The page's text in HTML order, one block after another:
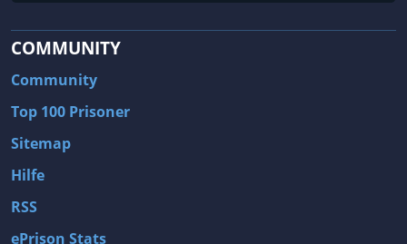
COMMUNITY
Community
Top 100 Prisoner
Sitemap
Hilfe
RSS
ePrison Stats